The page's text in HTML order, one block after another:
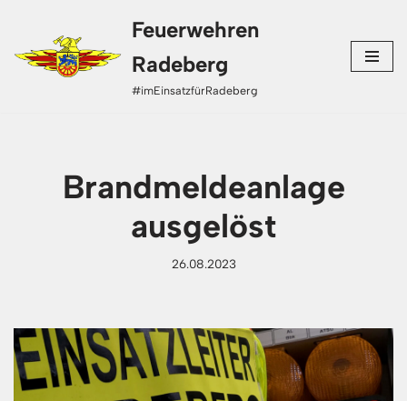
Zum
Inhalt
Feuerwehren
Radeberg
#imEinsatzfürRadeberg
Brandmeldeanlage
ausgelöst
26.08.2023